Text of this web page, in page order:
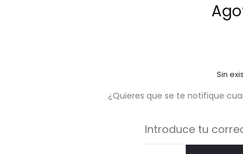
Sin
¿Quieres que se te notifique